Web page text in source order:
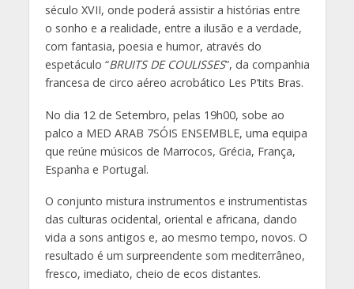
século XVII, onde poderá assistir a histórias entre
o sonho e a realidade, entre a ilusão e a verdade,
com fantasia, poesia e humor, através do
espetáculo “BRUITS DE COULISSES”, da companhia
francesa de circo aéreo acrobático Les P’tits Bras.
No dia 12 de Setembro, pelas 19h00, sobe ao
palco a MED ARAB 7SÓIS ENSEMBLE, uma equipa
que reúne músicos de Marrocos, Grécia, França,
Espanha e Portugal.
O conjunto mistura instrumentos e instrumentistas
das culturas ocidental, oriental e africana, dando
vida a sons antigos e, ao mesmo tempo, novos. O
resultado é um surpreendente som mediterrâneo,
fresco, imediato, cheio de ecos distantes.